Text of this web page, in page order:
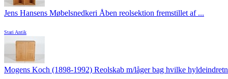
Jens Hansens Møbelsnedkeri Åben reolsektion fremstillet af ...
Stari Antik
Mogens Koch (1898-1992) Reolskab m/låger bag hvilke